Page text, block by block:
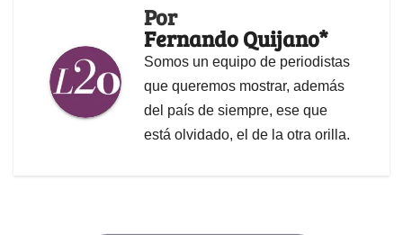
Por
Fernando Quijano*
Somos un equipo de periodistas
que queremos mostrar, además
del país de siempre, ese que
está olvidado, el de la otra orilla.